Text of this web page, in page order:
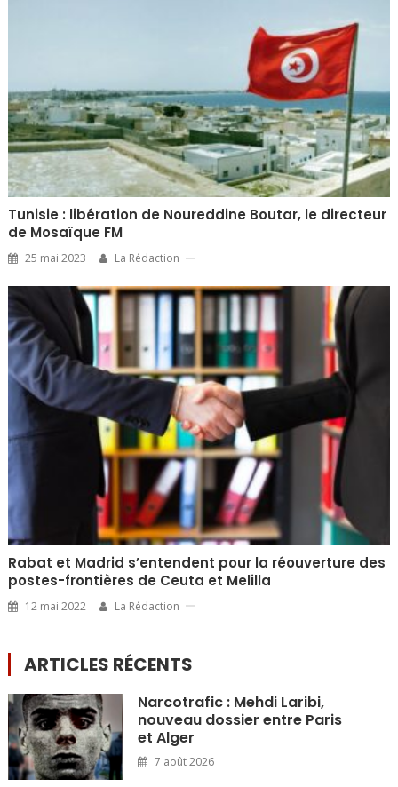
Tunisie : libération de Noureddine Boutar, le directeur
de Mosaïque FM
25 mai 2023 La Rédaction
Rabat et Madrid s’entendent pour la réouverture des
postes-frontières de Ceuta et Melilla
12 mai 2022 La Rédaction
ARTICLES RÉCENTS
Narcotrafic : Mehdi Laribi,
nouveau dossier entre Paris
et Alger
7 août 2026